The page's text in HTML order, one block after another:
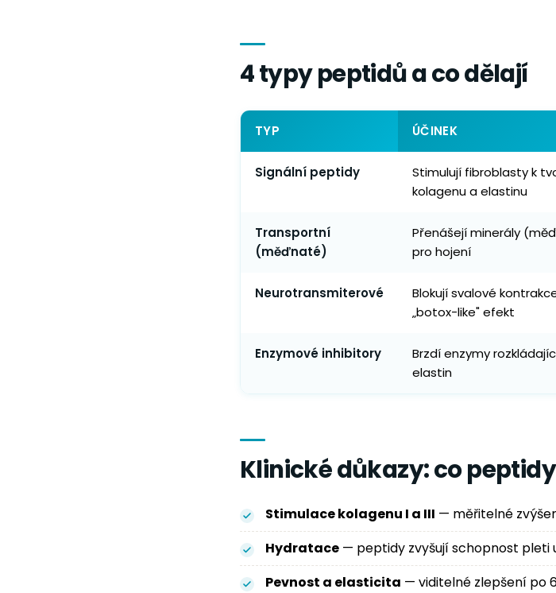
4 typy peptidů a co dělají
TYP ÚČINEK
Signální peptidy
Stimulují fibroblasty k
kolagenu a elastinu
Transportní
(měďnaté)
Přenášejí minerály
pro hojení
Neurotransmiterové
Blokují svalové
„botox-like" efekt
Enzymové inhibitory
Brzdí enzymy
elastin
Klinické důkazy: co
Stimulace kolagenu I a III — měřitelné
Hydratace — peptidy zvyšují schopnost pleti
Pevnost a elasticita — viditelné zlepšení po